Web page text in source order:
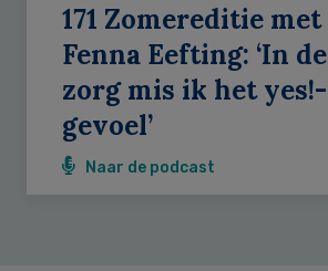
171 Zomereditie met
Fenna Eefting: ‘In de
zorg mis ik het yes!-
gevoel’
Naar de podcast